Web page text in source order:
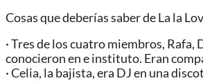
Cosas que deberías saber de La la
· Tres de los cuatro miembros, Rafa,
conocieron en e instituto. Eran
· Celia, la bajista, era DJ en una